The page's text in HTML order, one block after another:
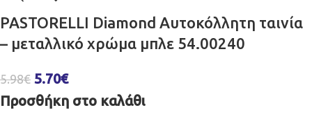
PASTORELLI Diamond Αυτοκόλλητη ταινία
– μεταλλικό χρώμα μπλε 54.00240
5.98€ 5.70€
Προσθήκη στο καλάθι